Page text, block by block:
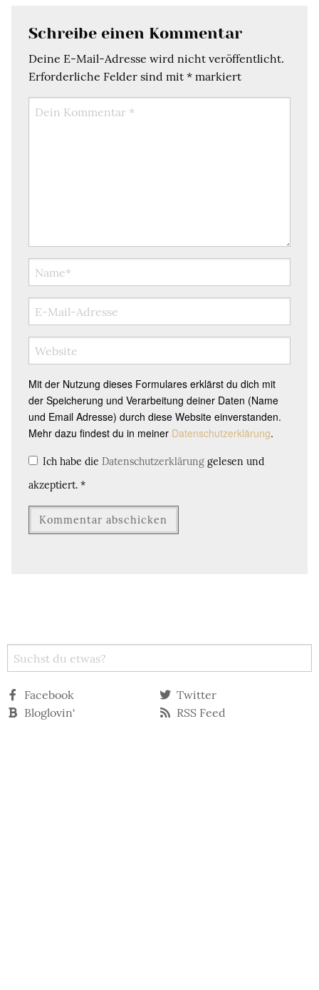
Schreibe einen Kommentar
Deine E-Mail-Adresse wird nicht veröffentlicht.
Erforderliche Felder sind mit * markiert
Mit der Nutzung dieses Formulares erklärst du dich mit
der Speicherung und Verarbeitung deiner Daten (Name
und Email Adresse) durch diese Website einverstanden.
Mehr dazu findest du in meiner Datenschutzerklärung.
Ich habe die Datenschutzerklärung gelesen und
akzeptiert. *
Facebook
Twitter
Bloglovin‘
RSS Feed